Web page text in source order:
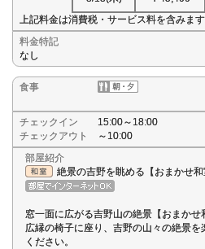
上記料金は消費税・サービス料を含みます
料金特記
なし
食事
チェックイン
15:00～18:00
チェックアウト
～10:00
部屋紹介
絶景の吉野を眺める【おまかせ
窓一面に広がる吉野山の絶景【おまかせ
広縁の椅子に座り、吉野の山々の絶景
ください。